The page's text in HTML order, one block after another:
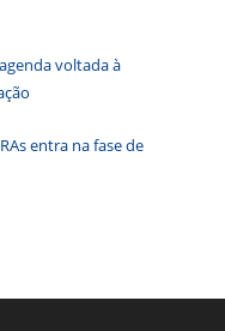
voltada à
entra na fase de